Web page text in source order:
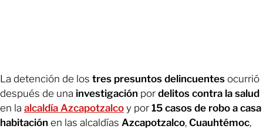
La detención de los tres presuntos delincuentes ocurrió
después de una investigación por delitos contra la salud
en la alcaldía Azcapotzalco y por 15 casos de robo a casa
habitación en las alcaldías Azcapotzalco, Cuauhtémoc,